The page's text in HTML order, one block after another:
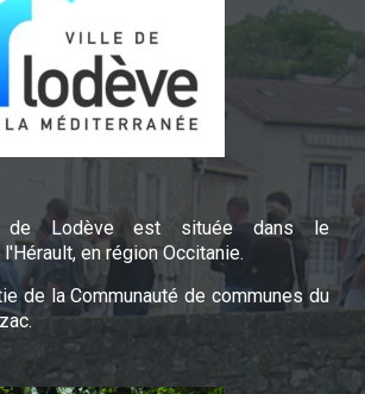
de Lodève est située dans le
en région Occitanie.
de la Communauté de communes du